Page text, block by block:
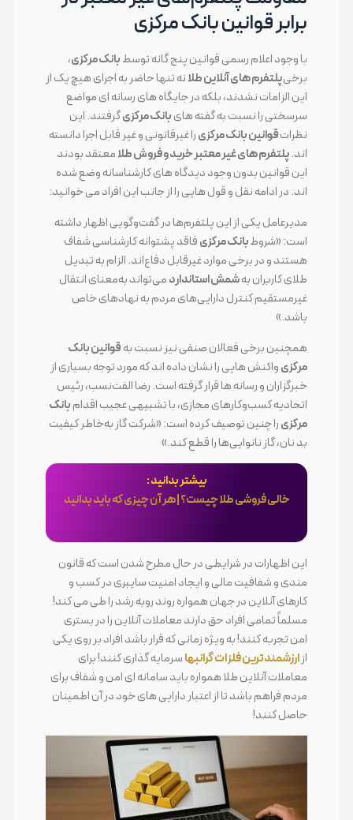
برابر قوانین بانک مرکزی
با وجود اعلام رسمی قوانین پنج گانه توسطبانک مرکزی،
برخیپلتفرم های آنلاین طلانه تنها حاضر به اجرای هیچ یک از
این الزامات نشدند، بلکه در جایگاه های رسانه ای مواضع
سرسختی را نسبت به گفته هایبانک مرکزیگرفتند. این
نظراتقوانین بانک مرکزیرا غیرقانونی و غیر قابل اجرا دانسته
اند.پلتفرم های غیر معتبر خرید و فروش طلامعتقد بودند
این قوانین بدون وجود دیدگاه های کارشناسانه وضع شده
اند. در ادامه نقل و قول هایی را از جانب این افراد می خوانید:
مدیرعامل یکی از این پلتفرم‌ها در گفت‌وگویی اظهار داشته
است: «شروطبانک مرکزیفاقد پشتوانه کارشناسی شفاف
هستند و در برخی موارد غیرقابل دفاع‌اند. الزام به تبدیل
طلای کاربران بهشمش استانداردمی‌تواند به‌معنای انتقال
غیرمستقیم کنترل دارایی‌های مردم به نهادهای خاص
باشد.»
همچنین برخی فعالان صنفی نیز نسبت بهقوانین بانک
مرکزیواکنش هایی را نشان داده اند که مورد توجه بسیاری از
خبرگزاران و رسانه ها قرار گرفته است. رضا الفت‌نسب، رئیس
اتحادیه کسب‌وکارهای مجازی، با تشبیهی عجیب اقدامبانک
مرکزیرا چنین توصیف کرده است: «شرکت گاز به‌خاطر کیفیت
بد نان، گاز نانوایی‌ها را قطع کند.»
بیشتر بدانید :
خالی فروشی طلا چیست؟ | هر آن چیزی که باید بدانید
این اظهارات در شرایطی در حال مطرح شدن است که قانون
مندی و شفافیت مالی و ایجاد امنیت سایبری در کسب و
کارهای آنلاین در جهان همواره روند روبه رشد را طی می کند!
مسلماً تمامی افراد حق دارند معاملات آنلاین را در بستری
امن تجربه کنند! به ویژه زمانی که قرار باشد افراد بر روی یکی
ازارزشمندترین فلزات گرانبهاسرمایه گذاری کنند! برای
معاملات آنلاین طلا همواره باید سامانه ای امن و شفاف برای
مردم فراهم باشد تا از اعتبار دارایی های خود در آن اطمینان
حاصل کنند!